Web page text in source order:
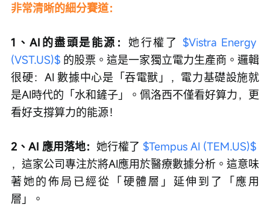
非常清晰的細分賽道：
1、AI的盡頭是能源： 她行權了 $Vistra Energy
(VST.US)$ 的股票。這是一家獨立電力生產商。邏輯
很硬：AI 數據中心是「吞電獸」，電力基礎設施就
是AI時代的「水和鏟子」。佩洛西不僅看好算力，更
看好支撐算力的能源！
2、AI 應用落地： 她行權了 $Tempus AI (TEM.US)$
，這家公司專注於將AI應用於醫療數據分析。這意味
著她的佈局已經從「硬體層」延伸到了「應用
層」。